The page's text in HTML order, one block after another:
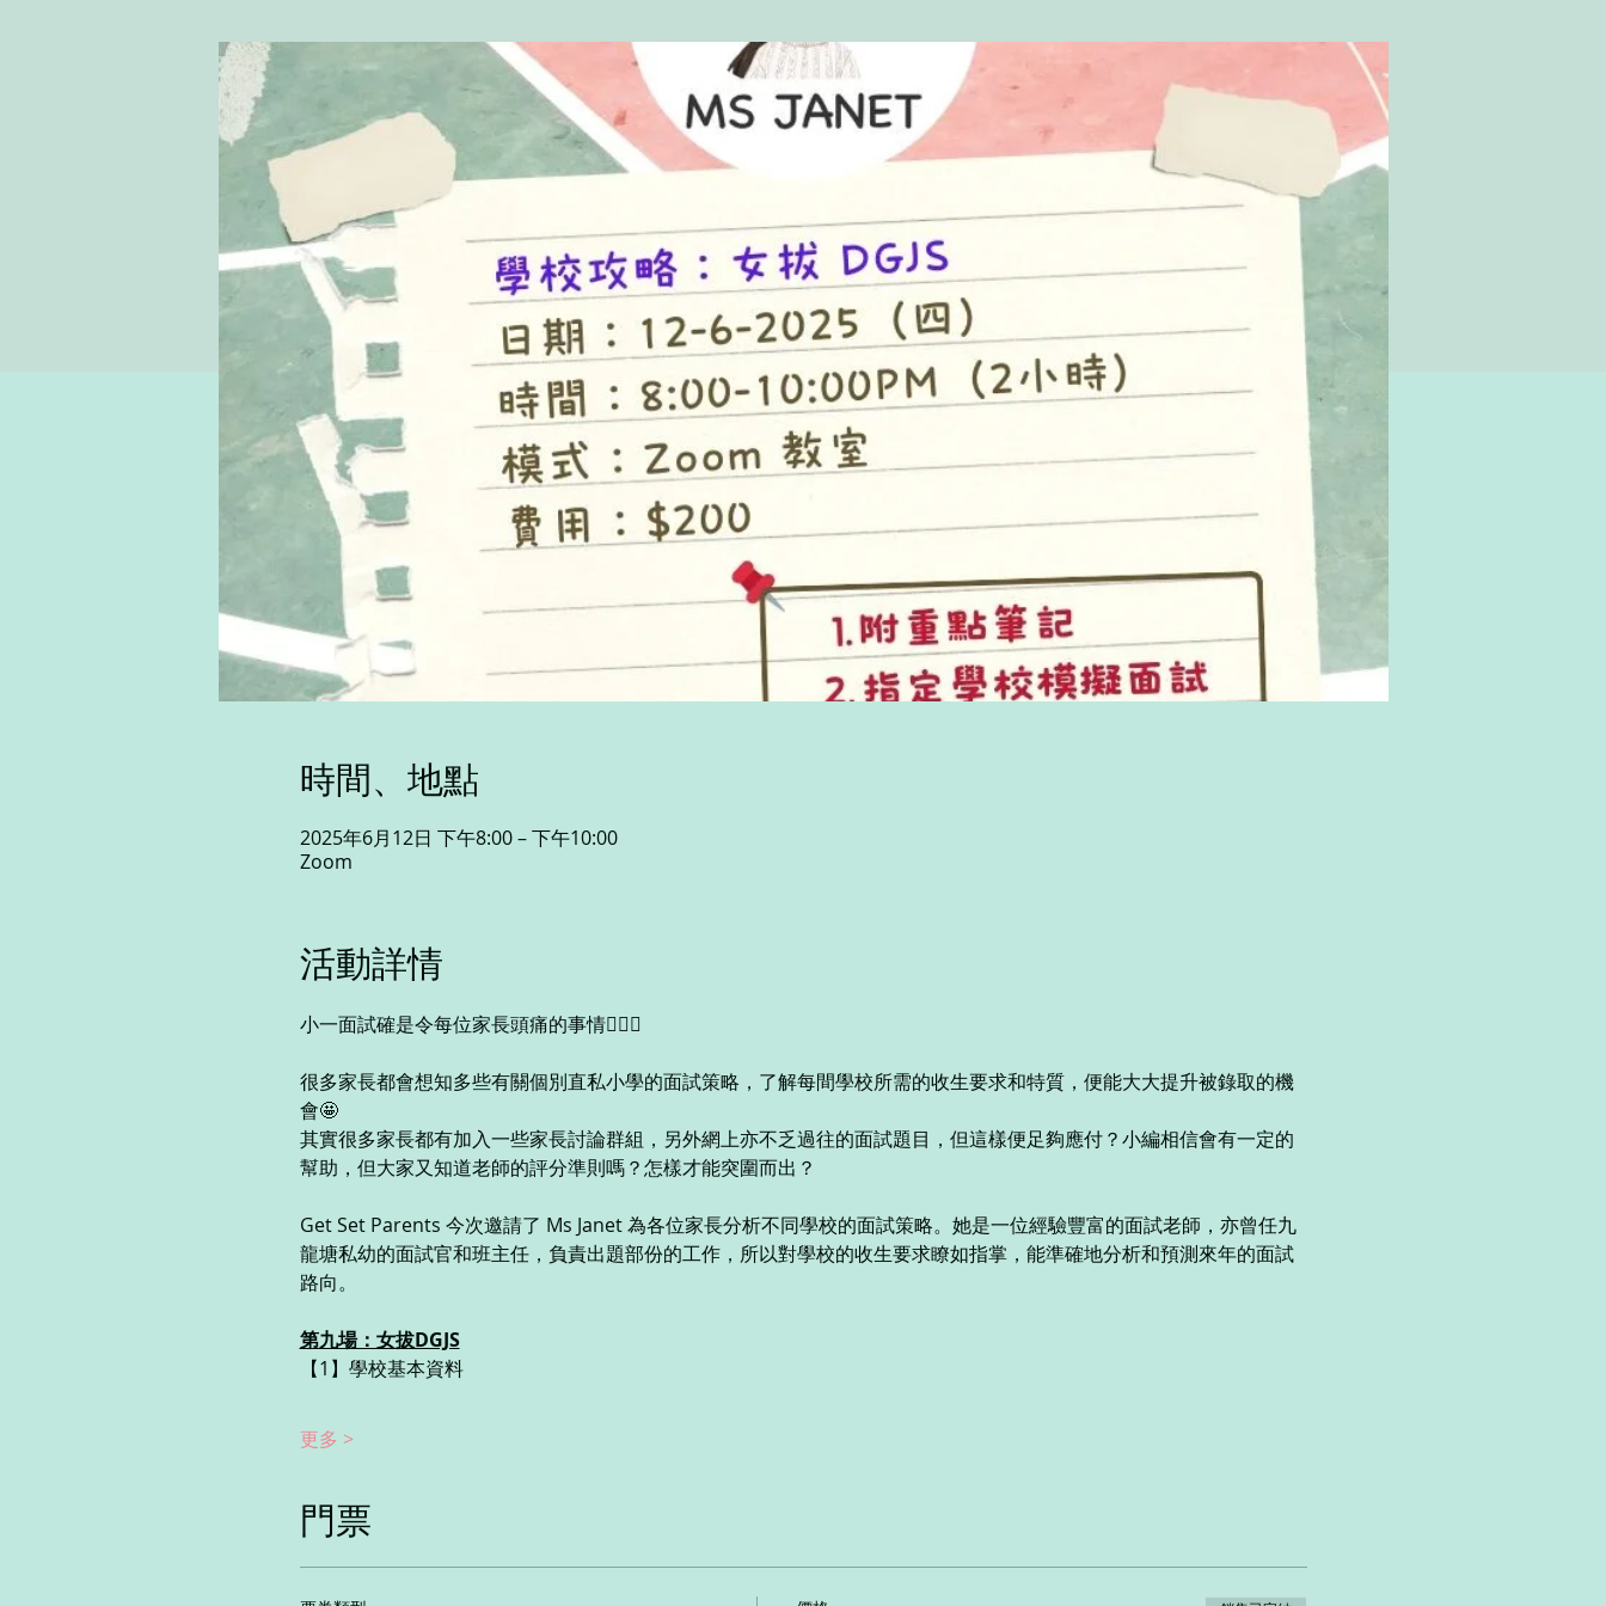
時間、地點
2025年6月12日 下午8:00 – 下午10:00
Zoom
活動詳情
小一面試確是令每位家長頭痛的事情🤦🏻‍♀️
很多家長都會想知多些有關個別直私小學的面試策略，了解每間學校所需的收生要求和特質，便能大大提升被錄取的機
會🤩
其實很多家長都有加入一些家長討論群組，另外網上亦不乏過往的面試題目，但這樣便足夠應付？小編相信會有一定的
幫助，但大家又知道老師的評分準則嗎？怎樣才能突圍而出？
Get Set Parents 今次邀請了 Ms Janet 為各位家長分析不同學校的面試策略。她是一位經驗豐富的面試老師，亦曾任九
龍塘私幼的面試官和班主任，負責出題部份的工作，所以對學校的收生要求瞭如指掌，能準確地分析和預測來年的面試
路向。
第九場：女拔DGJS
【1】學校基本資料
更多 >
門票